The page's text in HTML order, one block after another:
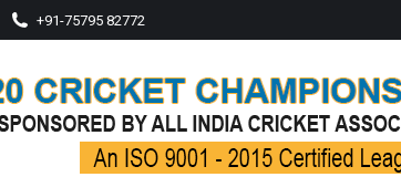
+91-75795 82772